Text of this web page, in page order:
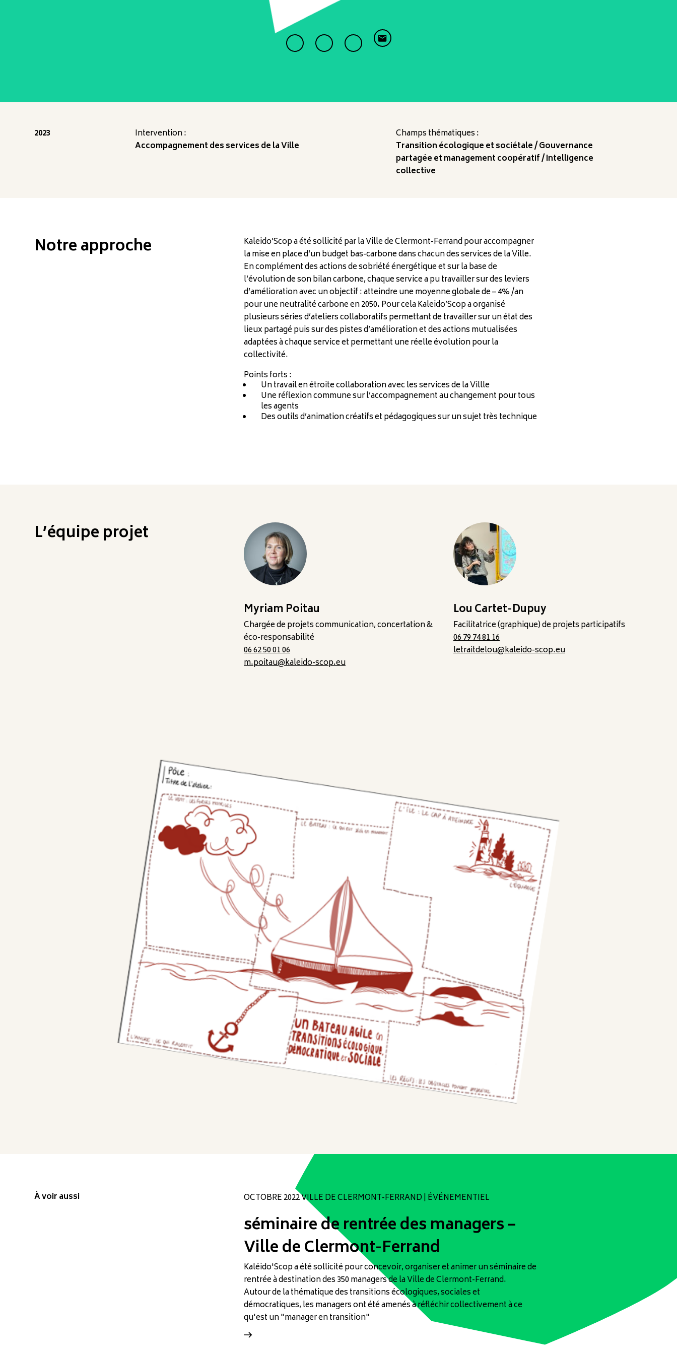
2023
Intervention :
Accompagnement des services de la Ville
Champs thématiques :
Transition écologique et sociétale Gouvernance
partagée et management coopératif Intelligence
collective
Notre approche
Kaleido’Scop a été sollicité par la Ville de Clermont-Ferrand pour accompagner
la mise en place d’un budget bas-carbone dans chacun des services de la Ville.
En complément des actions de sobriété énergétique et sur la base de
l’évolution de son bilan carbone, chaque service a pu travailler sur des leviers
d’amélioration avec un objectif : atteindre une moyenne globale de – 4% /an
pour une neutralité carbone en 2050. Pour cela Kaleido’Scop a organisé
plusieurs séries d’ateliers collaboratifs permettant de travailler sur un état des
lieux partagé puis sur des pistes d’amélioration et des actions mutualisées
adaptées à chaque service et permettant une réelle évolution pour la
collectivité.
Points forts :
Un travail en étroite collaboration avec les services de la Villle
Une réflexion commune sur l’accompagnement au changement pour tous
les agents
Des outils d’animation créatifs et pédagogiques sur un sujet très technique
L’équipe projet
Myriam Poitau
Chargée de projets communication, concertation &
éco-responsabilité
06 62 50 01 06
m.poitau@kaleido-scop.eu
Lou Cartet-Dupuy
Facilitatrice (graphique) de projets participatifs
06 79 74 81 16
letraitdelou@kaleido-scop.eu
À voir aussi OCTOBRE 2022 VILLE DE CLERMONT-FERRAND | ÉVÉNEMENTIEL
séminaire de rentrée des managers –
Ville de Clermont-Ferrand
Kaléido'Scop a été sollicité pour concevoir, organiser et animer un séminaire de
rentrée à destination des 350 managers de la Ville de Clermont-Ferrand.
Autour de la thématique des transitions écologiques, sociales et
démocratiques, les managers ont été amenés à réfléchir collectivement à ce
qu'est un "manager en transition"